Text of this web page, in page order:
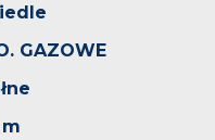
GAZOWE
m